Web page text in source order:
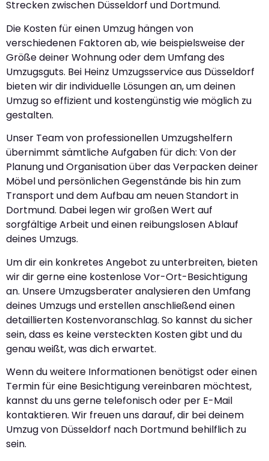
Strecken zwischen Düsseldorf und Dortmund.
Die Kosten für einen Umzug hängen von
verschiedenen Faktoren ab, wie beispielsweise der
Größe deiner Wohnung oder dem Umfang des
Umzugsguts. Bei Heinz Umzugsservice aus Düsseldorf
bieten wir dir individuelle Lösungen an, um deinen
Umzug so effizient und kostengünstig wie möglich zu
gestalten.
Unser Team von professionellen Umzugshelfern
übernimmt sämtliche Aufgaben für dich: Von der
Planung und Organisation über das Verpacken deiner
Möbel und persönlichen Gegenstände bis hin zum
Transport und dem Aufbau am neuen Standort in
Dortmund. Dabei legen wir großen Wert auf
sorgfältige Arbeit und einen reibungslosen Ablauf
deines Umzugs.
Um dir ein konkretes Angebot zu unterbreiten, bieten
wir dir gerne eine kostenlose Vor-Ort-Besichtigung
an. Unsere Umzugsberater analysieren den Umfang
deines Umzugs und erstellen anschließend einen
detaillierten Kostenvoranschlag. So kannst du sicher
sein, dass es keine versteckten Kosten gibt und du
genau weißt, was dich erwartet.
Wenn du weitere Informationen benötigst oder einen
Termin für eine Besichtigung vereinbaren möchtest,
kannst du uns gerne telefonisch oder per E-Mail
kontaktieren. Wir freuen uns darauf, dir bei deinem
Umzug von Düsseldorf nach Dortmund behilflich zu
sein.